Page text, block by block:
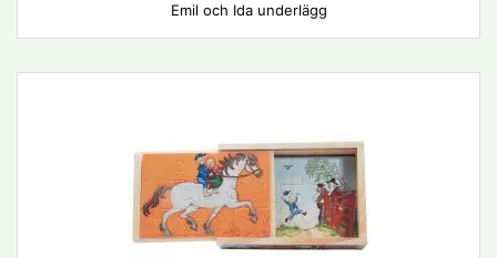
Emil och Ida underlägg